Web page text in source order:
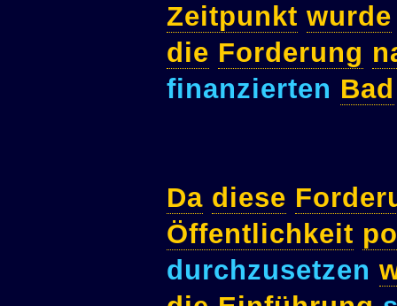
Zeitpunkt wurde
die Forderung
finanzierten Bad
Da diese
Öffentlichkeit
durchzusetzen